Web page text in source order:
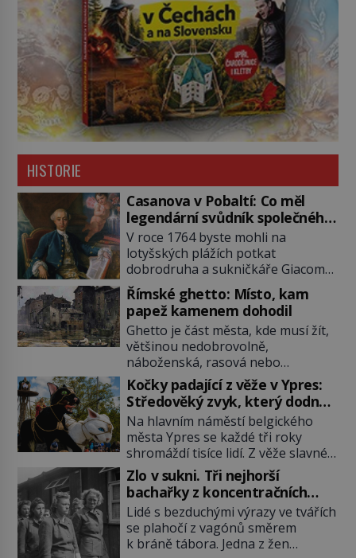
HISTORIE
Casanova v Pobaltí: Co měl
legendární svůdník společného
se svobodnými zednáři?
V roce 1764 byste mohli na
lotyšských plážích potkat
dobrodruha a sukničkáře Giacoma
Casanovu. Jeho cesta k Baltskému
moři však nebyla turistickým
výletem, ale ryze pracovní cestou
se zištnými úmysly. Jaký cíl
Casanova sledoval, když se
například procházel uličkami
lotyšské Rigy? Casanova v Pobaltí
kontaktoval tamní zednářské lóže.
Nebyl v této oblasti žádným
nováčkem, protože do zednářské
[…]
Římské ghetto: Místo, kam
papež kamenem dohodil
Ghetto je část města, kde musí žít,
většinou nedobrovolně,
náboženská, rasová nebo
národnostní menšina obyvatel.
Bohaté historické zkušenosti mají s
takovým životem Židé. Už od
středověku jsou totiž v každou
chvíli nuceni v nějakém žít. Mezi ty
nejslavnější patří i římské ghetto
založené v roce 1555. Pokud jde o
vztah k Židům, nemá se Řím čím
chlubit. […]
Kočky padající z věže v Ypres:
Středověký zvyk, který dodnes
budí rozpaky
Na hlavním náměstí belgického
města Ypres se každé tři roky
shromáždí tisíce lidí. Z věže slavné
tržnice létají do davu kočky, diváci
jásají a snaží se je chytit. Naštěstí
už nejde o živá zvířata, ale jenom o
plyšové suvenýry. Kdysi to ale bylo
jinak. Tato veselá podívaná
připomíná jeden z nejpodivnějších
Zlo v sukni. Tři nejhorší
bachařky z koncentračních
táborů
Lidé s bezduchými výrazy ve tvářích
se plahočí z vagónů směrem
k bráně tábora. Jedna z žen